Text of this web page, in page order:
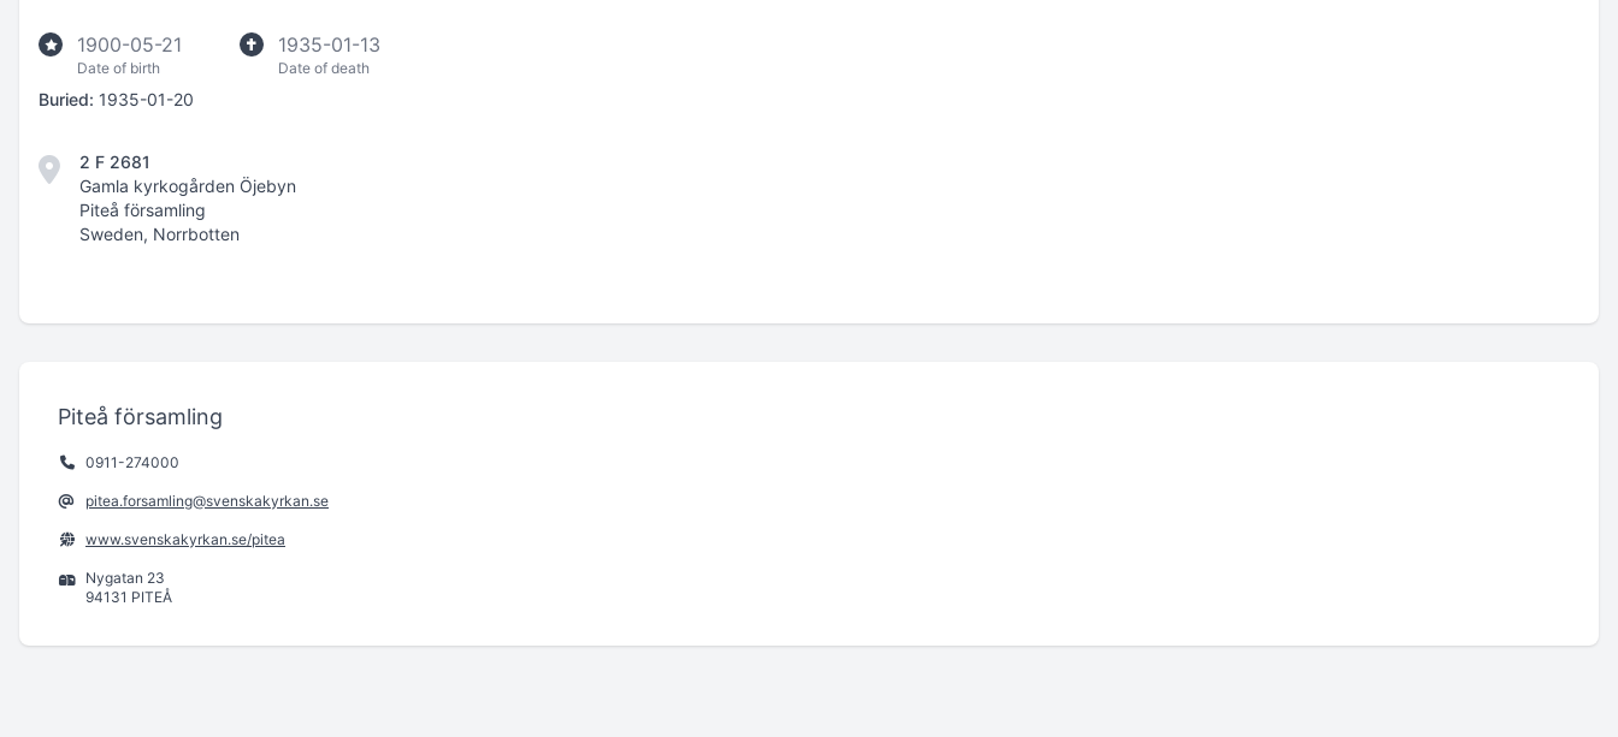
1900-05-21
Date of birth
1935-01-13
Date of death
Buried: 1935-01-20
2 F 2681
Gamla kyrkogården Öjebyn
Piteå församling
Sweden, Norrbotten
Piteå församling
0911-274000
pitea.forsamling@svenskakyrkan.se
www.svenskakyrkan.se/pitea
Nygatan 23
94131 PITEÅ